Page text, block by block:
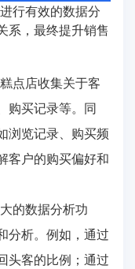
行有效的数据分
系，最终提升销售
点店收集关于客
购买记录等。同
浏览记录、购买频
客户的购买偏好和
的数据分析功
分析。例如，通过
头客的比例；通过